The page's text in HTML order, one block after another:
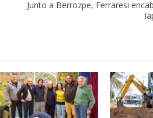
Junto a Berrozpe, Ferraresi